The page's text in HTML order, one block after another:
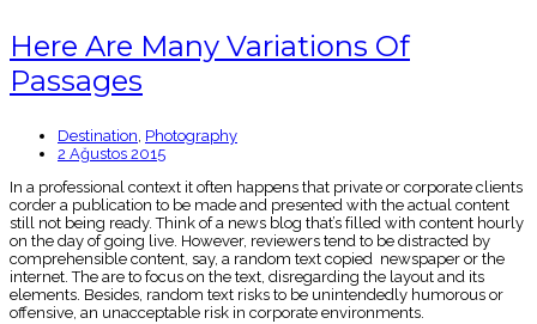
Here Are Many Variations Of
Passages
Destination, Photography
2 Ağustos 2015
In a professional context it often happens that private or corporate clients
corder a publication to be made and presented with the actual content
still not being ready. Think of a news blog that’s filled with content hourly
on the day of going live. However, reviewers tend to be distracted by
comprehensible content, say, a random text copied newspaper or the
internet. The are to focus on the text, disregarding the layout and its
elements. Besides, random text risks to be unintendedly humorous or
offensive, an unacceptable risk in corporate environments.